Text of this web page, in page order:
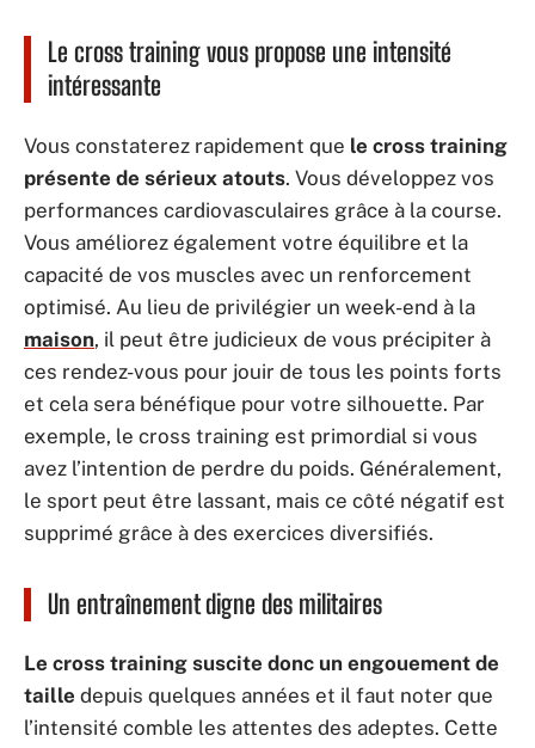
Le cross training vous propose une intensité
intéressante
Vous constaterez rapidement que le cross training
présente de sérieux atouts. Vous développez vos
performances cardiovasculaires grâce à la course.
Vous améliorez également votre équilibre et la
capacité de vos muscles avec un renforcement
optimisé. Au lieu de privilégier un week-end à la
maison, il peut être judicieux de vous précipiter à
ces rendez-vous pour jouir de tous les points forts
et cela sera bénéfique pour votre silhouette. Par
exemple, le cross training est primordial si vous
avez l’intention de perdre du poids. Généralement,
le sport peut être lassant, mais ce côté négatif est
supprimé grâce à des exercices diversifiés.
Un entraînement digne des militaires
Le cross training suscite donc un engouement de
taille depuis quelques années et il faut noter que
l’intensité comble les attentes des adeptes. Cette